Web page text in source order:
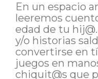
En un espacio
leeremos
edad de tu
y/o historias
convertirse en
juegos en
chiquit@s que